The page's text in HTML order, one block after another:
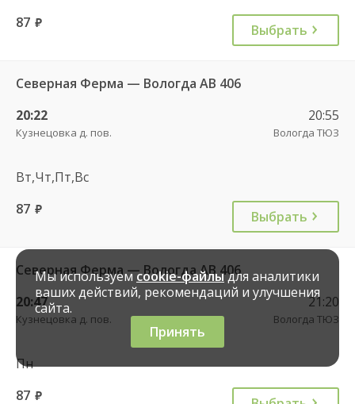
87 руб. Выбрать
Северная Ферма — Вологда АВ 406
20:22
Кузнецовка д. пов.
20:55
Вологда ТЮЗ
Вт,Чт,Пт,Вс
87 руб. Выбрать
Северная Ферма — Вологда АВ 406
20:47
Кузнецовка д. пов.
21:20
Вологда ТЮЗ
Пн
87 руб.
Мы используемcookie-файлыдля аналитики
ваших действий, рекомендаций и улучшения
сайта.
Принять